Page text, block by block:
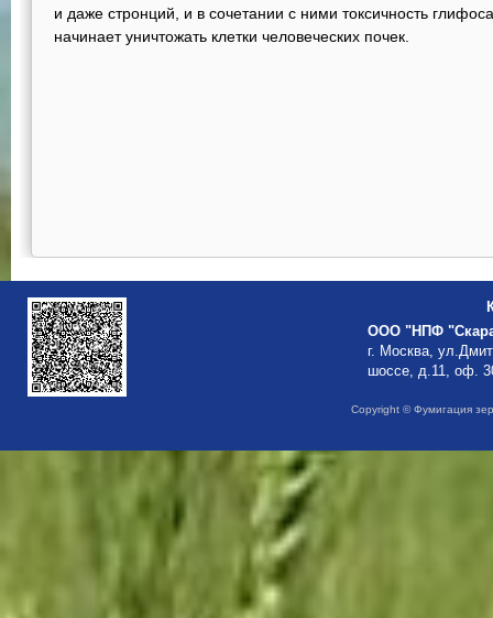
и даже стронций, и в сочетании с ними токсичность
начинает уничтожать клетки человеческих почек.
ООО "НПФ
г. Москва,
шоссе, д.11, оф.
Copyright © Фумигация